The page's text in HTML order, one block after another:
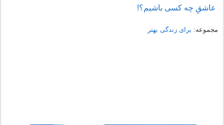
عاشقِ چه کسی باشیم؟!
مجموعه: برای زندگی بهتر